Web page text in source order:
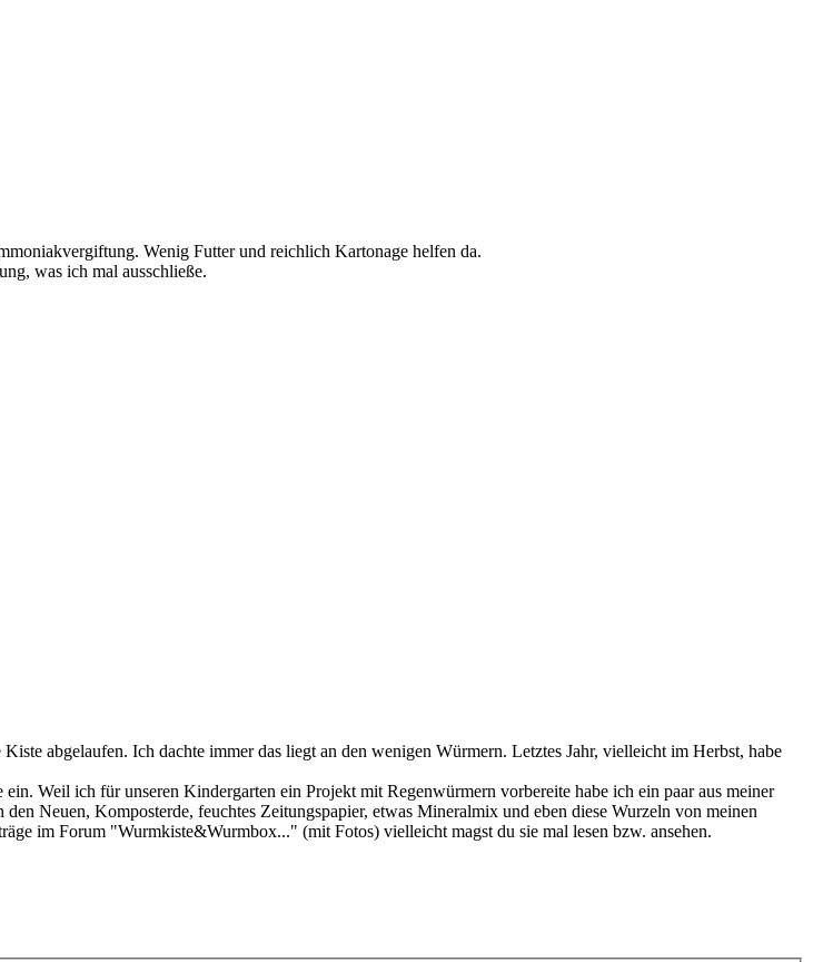
Wenig Futter und reichlich Kartonage helfen da.
was ich mal ausschließe.
abgelaufen. Ich dachte immer das liegt an den wenigen Würmern. Letztes Jahr, vielleicht im Herbst, habe
Weil ich für unseren Kindergarten ein Projekt mit Regenwürmern vorbereite habe ich ein paar aus meiner
Neuen, Komposterde, feuchtes Zeitungspapier, etwas Mineralmix und eben diese Wurzeln von meinen
im Forum "Wurmkiste&Wurmbox..." (mit Fotos) vielleicht magst du sie mal lesen bzw. ansehen.